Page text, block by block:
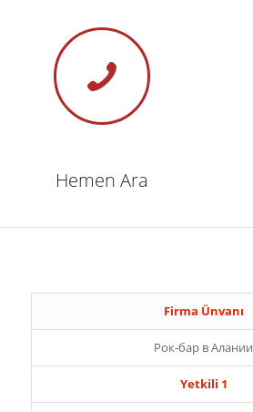
Hemen Ara
Firma Ünvanı
Рок-бар в Алании
Yetkili 1